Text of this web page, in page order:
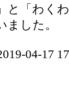
「わく
ました。
04-17